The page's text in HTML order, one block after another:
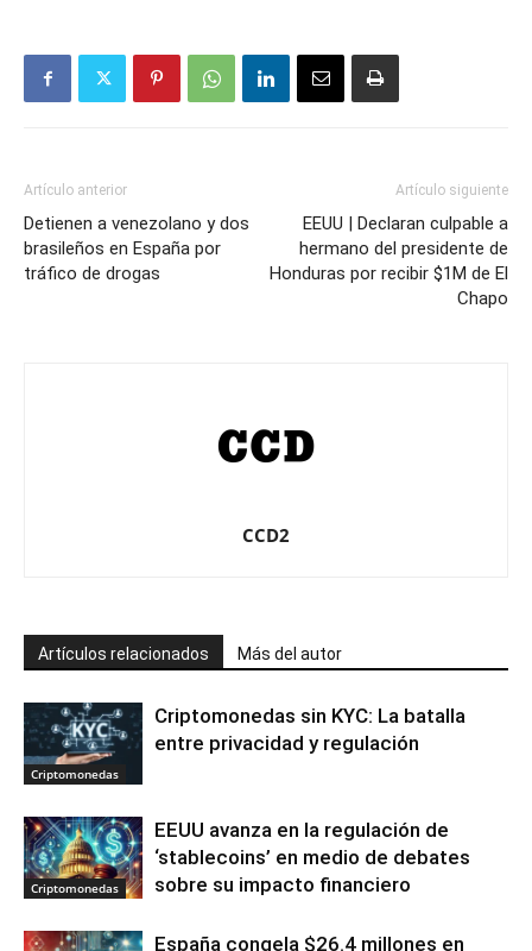
Artículo anterior
Detienen a venezolano y dos
brasileños en España por
tráfico de drogas
Artículo siguiente
EEUU | Declaran culpable a
hermano del presidente de
Honduras por recibir $1M de El
Chapo
CCD2
Artículos relacionados Más del autor
Criptomonedas
Criptomonedas sin KYC: La batalla
entre privacidad y regulación
Criptomonedas
EEUU avanza en la regulación de
‘stablecoins’ en medio de debates
sobre su impacto financiero
España congela $26.4 millones en